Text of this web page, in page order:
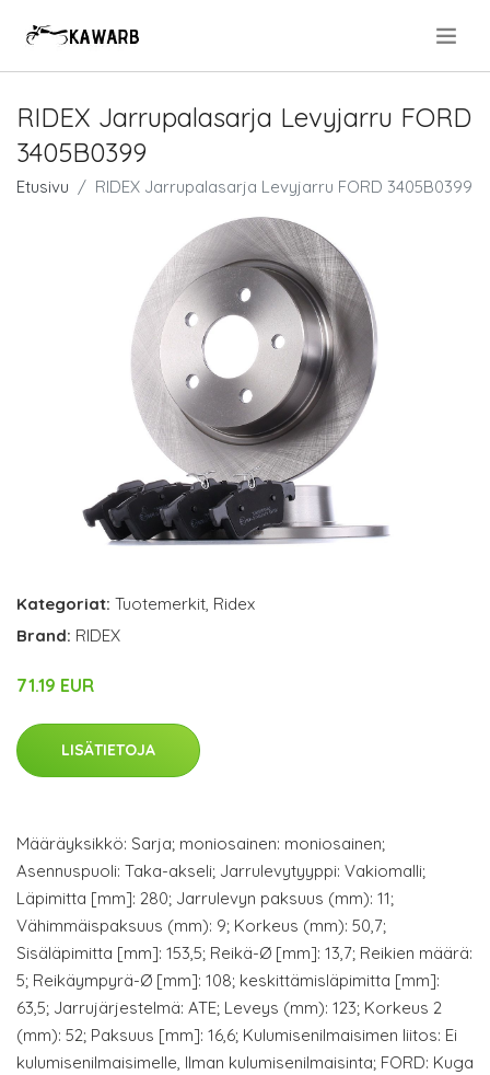
RIDEX Jarrupalasarja Levyjarru FORD
3405B0399
Etusivu RIDEX Jarrupalasarja Levyjarru FORD 3405B0399
Kategoriat: Tuotemerkit, Ridex
Brand: RIDEX
71.19 EUR
LISÄTIETOJA
Määräyksikkö: Sarja; moniosainen: moniosainen;
Asennuspuoli: Taka-akseli; Jarrulevytyyppi: Vakiomalli;
Läpimitta [mm]: 280; Jarrulevyn paksuus (mm): 11;
Vähimmäispaksuus (mm): 9; Korkeus (mm): 50,7;
Sisäläpimitta [mm]: 153,5; Reikä-Ø [mm]: 13,7; Reikien määrä:
5; Reikäympyrä-Ø [mm]: 108; keskittämisläpimitta [mm]:
63,5; Jarrujärjestelmä: ATE; Leveys (mm): 123; Korkeus 2
(mm): 52; Paksuus [mm]: 16,6; Kulumisenilmaisimen liitos: Ei
kulumisenilmaisimelle, Ilman kulumisenilmaisinta; FORD: Kuga